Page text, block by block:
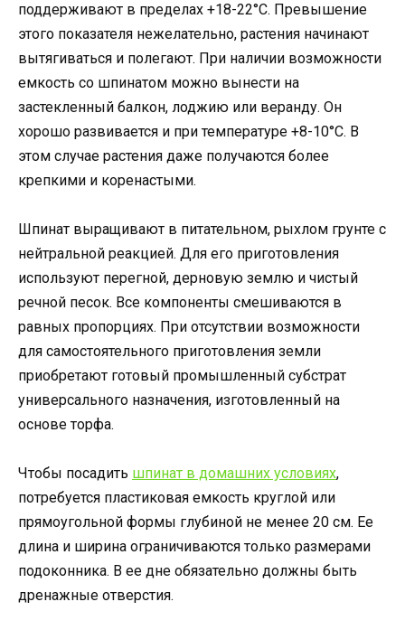
поддерживают в пределах +18-22°С. Превышение
этого показателя нежелательно, растения начинают
вытягиваться и полегают. При наличии возможности
емкость со шпинатом можно вынести на
застекленный балкон, лоджию или веранду. Он
хорошо развивается и при температуре +8-10°С. В
этом случае растения даже получаются более
крепкими и коренастыми.
Шпинат выращивают в питательном, рыхлом грунте с
нейтральной реакцией. Для его приготовления
используют перегной, дерновую землю и чистый
речной песок. Все компоненты смешиваются в
равных пропорциях. При отсутствии возможности
для самостоятельного приготовления земли
приобретают готовый промышленный субстрат
универсального назначения, изготовленный на
основе торфа.
Чтобы посадить шпинат в домашних условиях,
потребуется пластиковая емкость круглой или
прямоугольной формы глубиной не менее 20 см. Ее
длина и ширина ограничиваются только размерами
подоконника. В ее дне обязательно должны быть
дренажные отверстия.